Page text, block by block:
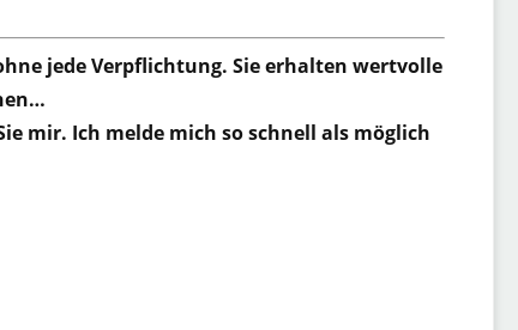
jede Verpflichtung. Sie erhalten wertvolle
mir. Ich melde mich so schnell als möglich